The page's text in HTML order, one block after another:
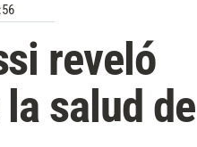
reveló
salud de